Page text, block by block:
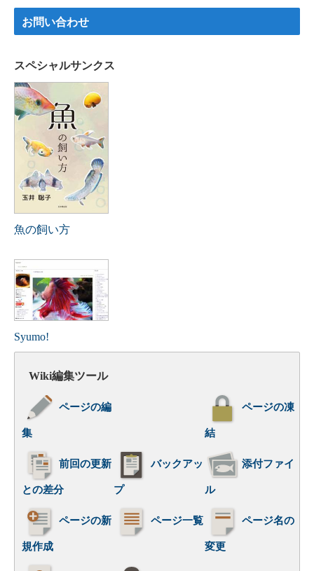
お問い合わせ
スペシャルサンクス
魚の飼い方
Syumo!
Wiki編集ツール
ページの編
集
ページの凍
結
前回の更新
との差分
バックアッ
プ
添付ファイ
ル
ページの新
規作成
ページ一覧 ページ名の
変更